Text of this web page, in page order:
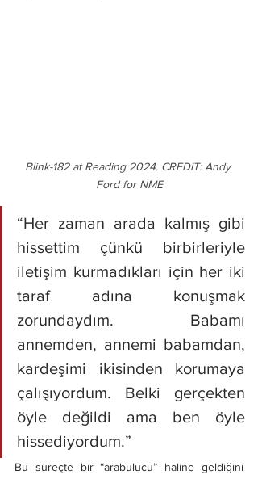
Blink-182 at Reading 2024. CREDIT: Andy
Ford for NME
“Her zaman arada kalmış gibi
hissettim çünkü birbirleriyle
iletişim kurmadıkları için her iki
taraf adına konuşmak
zorundaydım. Babamı
annemden, annemi babamdan,
kardeşimi ikisinden korumaya
çalışıyordum. Belki gerçekten
öyle değildi ama ben öyle
hissediyordum.”
Bu süreçte bir “arabulucu” haline geldiğini